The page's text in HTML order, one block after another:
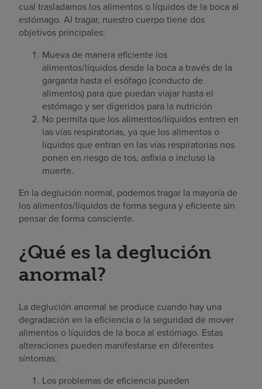
cual trasladamos los alimentos o líquidos de la boca al
estómago. Al tragar, nuestro cuerpo tiene dos
objetivos principales:
Mueva de manera eficiente los
alimentos/líquidos desde la boca a través de la
garganta hasta el esófago (conducto de
alimentos) para que puedan viajar hasta el
estómago y ser digeridos para la nutrición
No permita que los alimentos/líquidos entren en
las vías respiratorias, ya que los alimentos o
líquidos que entran en las vías respiratorias nos
ponen en riesgo de tos, asfixia o incluso la
muerte.
En la deglución normal, podemos tragar la mayoría de
los alimentos/líquidos de forma segura y eficiente sin
pensar de forma consciente.
¿Qué es la deglución
anormal?
La deglución anormal se produce cuando hay una
degradación en la eficiencia o la seguridad de mover
alimentos o líquidos de la boca al estómago. Estas
alteraciones pueden manifestarse en diferentes
síntomas:
Los problemas de eficiencia pueden